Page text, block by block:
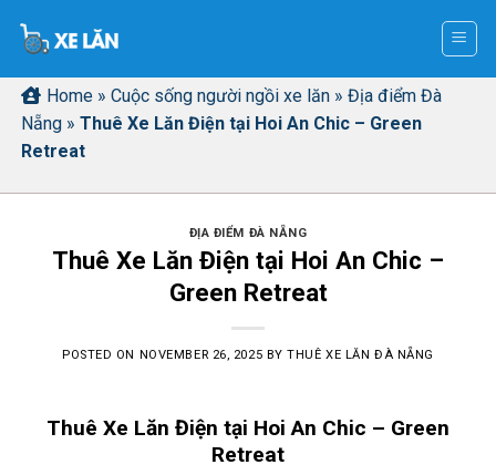
Home » Cuộc sống người ngồi xe lăn » Địa điểm Đà
Nẵng » Thuê Xe Lăn Điện tại Hoi An Chic – Green
Retreat
ĐỊA ĐIỂM ĐÀ NẴNG
Thuê Xe Lăn Điện tại Hoi An Chic –
Green Retreat
POSTED ON NOVEMBER 26, 2025 BYTHUÊ XE LĂN ĐÀ NẴNG
Thuê Xe Lăn Điện tại Hoi An Chic – Green
Retreat